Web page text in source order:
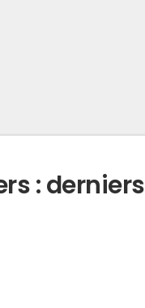
: derniers